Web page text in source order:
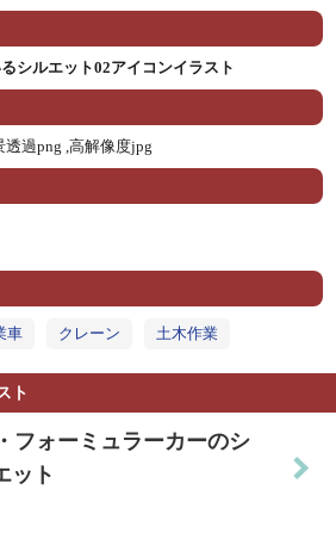
シルエット02アイコンイラスト
透過png ,高解像度jpg
車 クレーン 土木作業
ト
フォーミュラーカーのシ
ット